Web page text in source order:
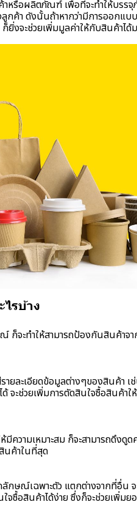
หรือผลิตภัณฑ์ เพื่อที่จะทำให้บรร
ค้า ดังนั้นถ้าหากว่ามีการออกแบ
ยิ่งจะช่วยเพิ่มมูลค่าให้กับสินค้าได้
รบ้าง
จะทำให้สามารถป้องกันสินค้าจ
ละเอียดข้อมูลต่างๆของสินค้า
ะช่วยเพิ่มการตัดสินใจซื้อสินค้า
ความเหมาะสม ก็จะสามารถดึงดู
นค้าในที่สุด
ษณ์เฉพาะตัว แตกต่างจากที่อื่น
ซื้อสินค้าได้ง่าย ซึ่งก็จะช่วยเพิ่มย